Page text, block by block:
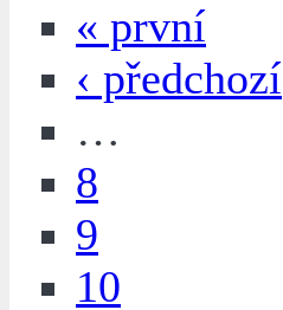
« první
‹ předchozí
…
8
9
10